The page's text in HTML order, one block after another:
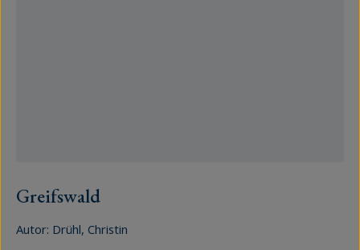
Greifswald
Autor: Drühl, Christin